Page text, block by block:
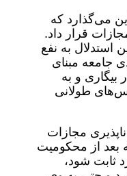
می‌گذارد که
قرار داد.
استدلال به نفع
جامعه مبنای
بیگاری و به
طولانی
مجازات
بعد از محکومیت
ثابت شود،